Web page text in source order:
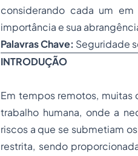
considerando cada um
importância e sua
Palavras Chave: Seguridade
INTRODUÇÃO
Em tempos remotos, muitas
trabalho humana, onde a
riscos a que se submetiam
restrita, sendo